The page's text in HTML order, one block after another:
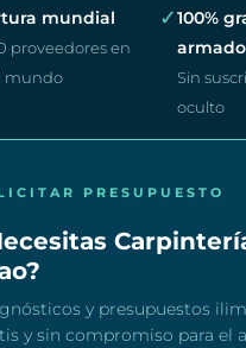
mundial
proveedores en
mundo
✓100%
Sin
oculto
PRESUPUESTO
y presupuestos
y sin compromiso para el